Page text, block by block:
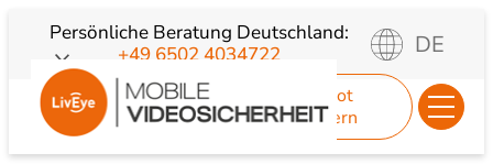
Inhalt
springen
Persönliche Beratung Deutschland:
+49 6502 4034722
DE
Angebot
anfordern